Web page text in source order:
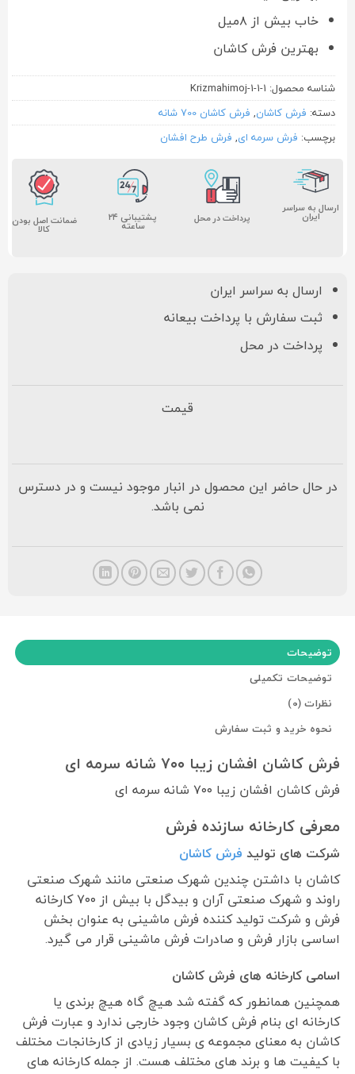
خاب بیش از ۸میل
بهترین فرش کاشان
شناسه محصول: Krizmahimoj-1-1-1
دسته: فرش کاشان, فرش کاشان 700 شانه
برچسب: فرش سرمه ای, فرش طرح افشان
ارسال به سراسر
ایران پرداخت در محل پشتیبانی ۲۴
ساعته ضمانت اصل بودن
کالا
ارسال به سراسر ایران
ثبت سفارش با پرداخت بیعانه
پرداخت در محل
قیمت
در حال حاضر این محصول در انبار موجود نیست و در دسترس
نمی باشد.
توضیحات
توضیحات تکمیلی
نظرات (0)
نحوه خرید و ثبت سفارش
فرش کاشان افشان زیبا ۷۰۰ شانه سرمه ای
فرش کاشان افشان زیبا ۷۰۰ شانه سرمه ای
معرفی کارخانه سازنده فرش
شرکت های تولید فرش کاشان
کاشان با داشتن چندین شهرک صنعتی مانند شهرک صنعتی
راوند و شهرک صنعتی آران و بیدگل با بیش از ۷۰۰ کارخانه
فرش و شرکت تولید کننده فرش ماشینی به عنوان بخش
اساسی بازار فرش و صادرات فرش ماشینی قرار می گیرد.
اسامی کارخانه های فرش کاشان
همچنین همانطور که گفته شد هیچ گاه هیچ برندی یا
کارخانه ای بنام فرش کاشان وجود خارجی ندارد و عبارت فرش
کاشان به معنای مجموعه ی بسیار زیادی از کارخانجات مختلف
با کیفیت ها و برند های مختلف هست. از جمله کارخانه های